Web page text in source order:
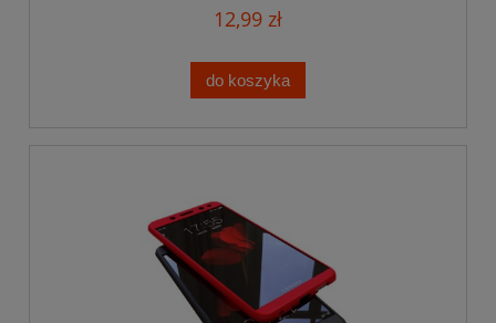
12,99 zł
do koszyka